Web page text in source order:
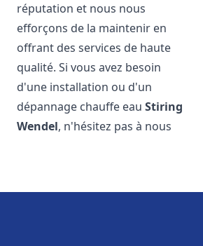
réputation et nous nous
efforçons de la maintenir en
offrant des services de haute
qualité. Si vous avez besoin
d'une installation ou d'un
dépannage chauffe eauStiring
Wendel, n'hésitez pas à nous